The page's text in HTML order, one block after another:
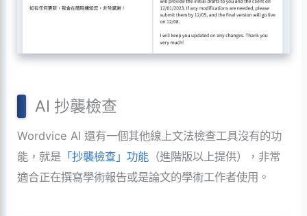
AI 抄襲檢查
Wordvice AI 還有一個其他線上文法檢查工具沒有的功
能，就是 「抄襲檢查」功能 （進階版以上提供），非常
適合正在撰寫學術報告或是論文的學術工作者使用。